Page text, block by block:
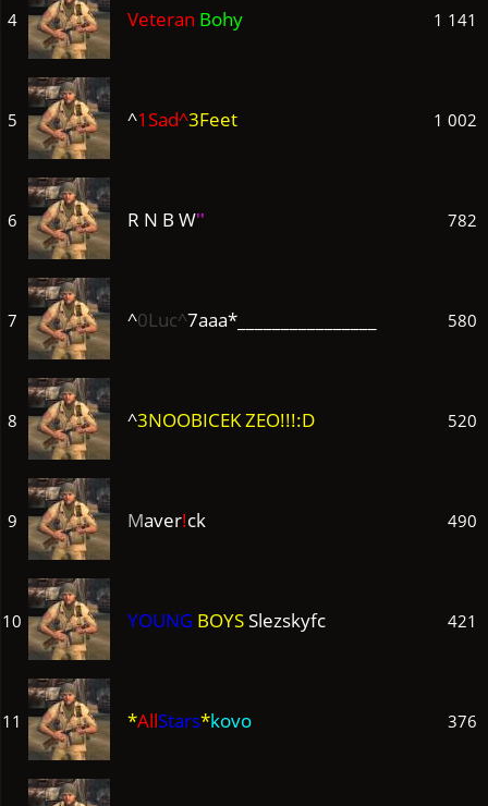
4 Veteran Bohy 1 141
5 ^1Sad^3Feet 1 002
6 R N B W'' 782
7 ^0Luc^7aaa*________________ 580
8 ^3NOOBICEK ZEO!!!:D 520
9 Maver!ck 490
10 YOUNG BOYSSlezskyfc 421
11 *AllStars*kovo 376